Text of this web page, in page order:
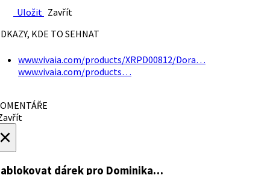
Uložit Zavřít
KDE TO SEHNAT
www.vivaia.com/products/XRPD00812/Dora…
www.vivaia.com/products…
dárek pro Dominika…